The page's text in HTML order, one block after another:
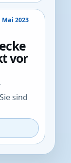
Mai 2023
vor
sind